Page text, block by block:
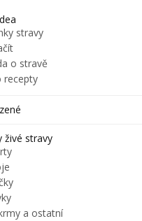
stravy
o stravě
recepty
živé stravy
a ostatní